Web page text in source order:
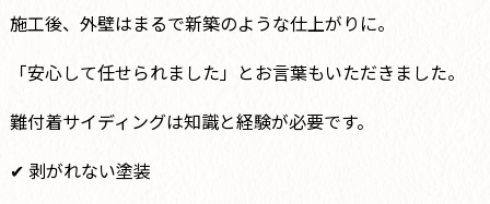
施工後、外壁はまるで新築のような仕上がりに。
「安心して任せられました」とお言葉もいただきました。
難付着サイディングは知識と経験が必要です。
✔ 剥がれない塗装